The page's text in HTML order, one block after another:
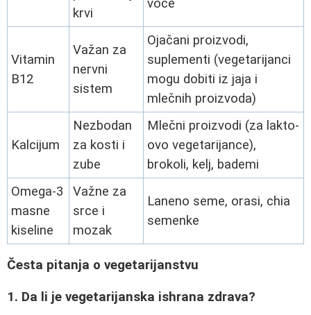
krvi
voće
Vitamin
B12
Važan za
nervni
sistem
Ojačani proizvodi,
suplementi (vegetarijanci
mogu dobiti iz jaja i
mlečnih proizvoda)
Kalcijum
Nezbodan
za kosti i
zube
Mlečni proizvodi (za lakto-
ovo vegetarijance),
brokoli, kelj, bademi
Omega-3
masne
kiseline
Važne za
srce i
mozak
Laneno seme, orasi, chia
semenke
Česta pitanja o vegetarijanstvu
1. Da li je vegetarijanska ishrana zdrava?